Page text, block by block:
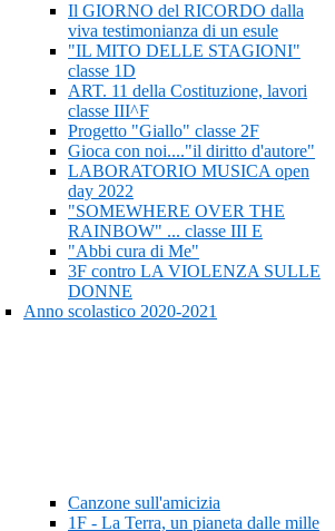
Il GIORNO del RICORDO dalla
viva testimonianza di un esule
"IL MITO DELLE STAGIONI"
classe 1D
ART. 11 della Costituzione, lavori
classe III^F
Progetto "Giallo" classe 2F
Gioca con noi...."il diritto d'autore"
LABORATORIO MUSICA open
day 2022
"SOMEWHERE OVER THE
RAINBOW" ... classe III E
"Abbi cura di Me"
3F contro LA VIOLENZA SULLE
DONNE
Anno scolastico 2020-2021
Canzone sull'amicizia
1F - La Terra, un pianeta dalle mille